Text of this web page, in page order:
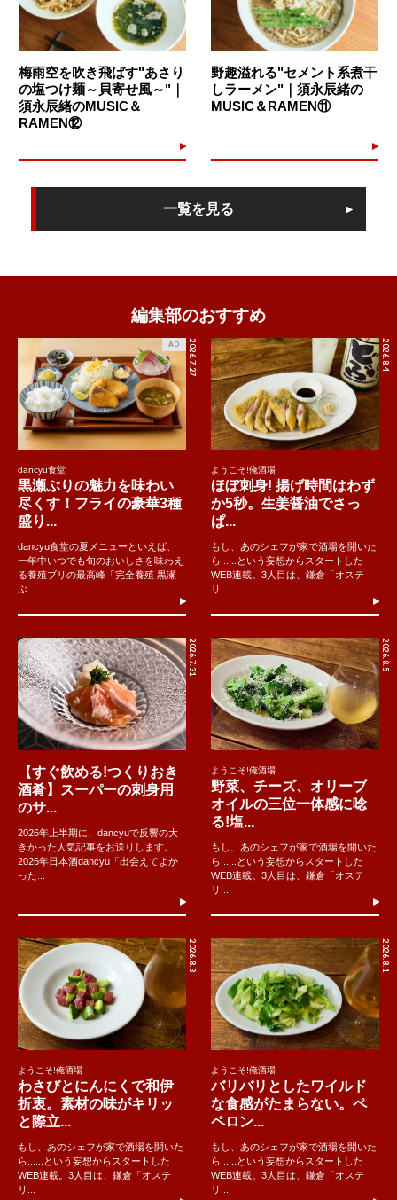
梅雨空を吹き飛ばす"あさり
の塩つけ麺～貝寄せ風～"｜
須永辰緒のMUSIC＆
RAMEN⑫
野趣溢れる"セメント系煮干
しラーメン"｜須永辰緒の
MUSIC＆RAMEN⑪
一覧を見る
編集部のおすすめ
2026.7.27
AD
dancyu食堂
黒瀬ぶりの魅力を味わい
尽くす！フライの豪華3種
盛り...
dancyu食堂の夏メニューといえば、
一年中いつでも旬のおいしさを味わえ
る養殖ブリの最高峰「完全養殖 黒瀬
ぶ..
2026.8.4
ようこそ!俺酒場
ほぼ刺身! 揚げ時間はわず
か5秒。生姜醤油でさっ
ぱ...
もし、あのシェフが家で酒場を開いた
ら......という妄想からスタートした
WEB連載。3人目は、鎌倉「オステ
リ...
2026.7.31
【すぐ飲める!つくりおき
酒肴】スーパーの刺身用
のサ...
2026年上半期に、dancyuで反響の大
きかった人気記事をお送りします。
2026年日本酒dancyu「出会えてよか
った...
2026.8.5
ようこそ!俺酒場
野菜、チーズ、オリーブ
オイルの三位一体感に唸
る!塩...
もし、あのシェフが家で酒場を開いた
ら......という妄想からスタートした
WEB連載。3人目は、鎌倉「オステ
リ...
2026.8.3
ようこそ!俺酒場
わさびとにんにくで和伊
折衷。素材の味がキリッ
と際立...
もし、あのシェフが家で酒場を開いた
ら......という妄想からスタートした
WEB連載。3人目は、鎌倉「オステ
リ...
2026.8.1
ようこそ!俺酒場
バリバリとしたワイルド
な食感がたまらない。ペ
ペロン...
もし、あのシェフが家で酒場を開いた
ら......という妄想からスタートした
WEB連載。3人目は、鎌倉「オステ
リ...